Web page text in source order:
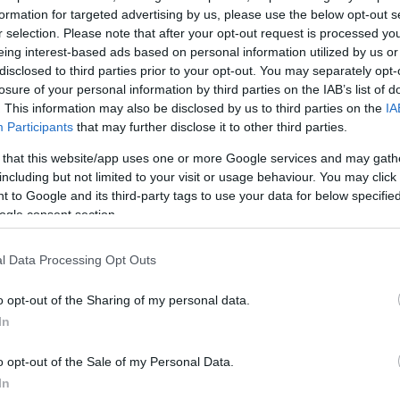
for targeted advertising by us, please use the below opt-out
selection. Please note that after your opt-out request is processed
interest-based ads based on personal information utilized by us
to third parties prior to your opt-out. You may separately
of your personal information by third parties on the IAB’s list of
This information may also be disclosed by us to third parties on the
Participants that may further disclose it to other third parties.
that this website/app uses one or more Google services and may
but not limited to your visit or usage behaviour. You may
to Google and its third-party tags to use your data for below
consent section.
Data Processing Opt Outs
opt-out of the Sharing of my personal data.
opt-out of the Sale of my Personal Data.
ο Βασίλης Μπισμπίκης τη Δέσποινα Βανδή
τη συνεργάτιδά τους και της είπε “πάρε
και πες ότι χτύπησα κάποια αυτοκίνητα.
Μπισμπίκης δεν της είπε πότε προκάλεσε το
κατάλαβε η συνεργάτιδα πότε προκλήθηκε το
ακριβή διάλογο της συνεργάτιδας του Βασίλη
Δέσποινας Βανδή με τον αξιωματικό υπηρεσίας με
Λιάγκας.